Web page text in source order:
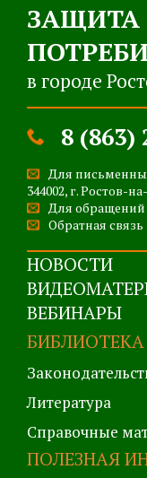
ЗАЩИТА
в городе
8 (863)
Для
344002, г. Ростов-
Для
Обратная связь
НОВОСТИ
ВЕБИНАРЫ
Литература
Справочные
ПОЛЕЗНАЯ